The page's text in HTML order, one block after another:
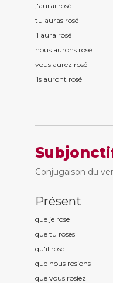
j'aurai rosé
tu auras rosé
il aura rosé
nous aurons rosé
vous aurez rosé
ils auront rosé
Conjugaison du
Présent
que je rose
que tu roses
qu'il rose
que nous rosions
que vous rosiez